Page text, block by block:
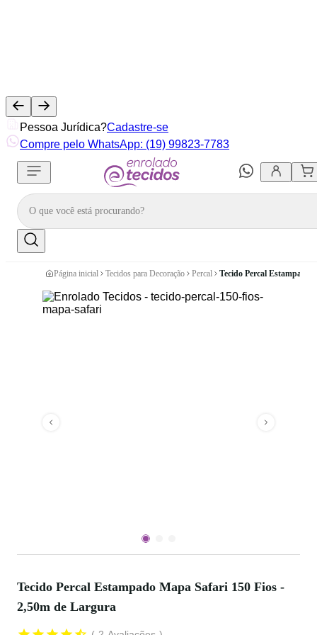
Pessoa Jurídica?Cadastre-se
Compre pelo WhatsApp: (19) 99823-7783
Página inicial Tecidos para Decoração Percal Tecido Percal Estampado
Tecido Percal Estampado Mapa Safari 150 Fios -
2,50m de Largura